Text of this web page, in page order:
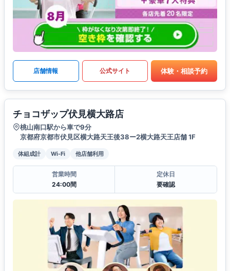
店舗情報 公式サイト 体験・相談予約
チョコザップ伏見横大路店
桃山南口駅から車で9分
京都府京都市伏見区横大路天王後38ー2横大路天王店舗 1F
体組成計 Wi-Fi 他店舗利用
営業時間
24:00間
定休日
要確認